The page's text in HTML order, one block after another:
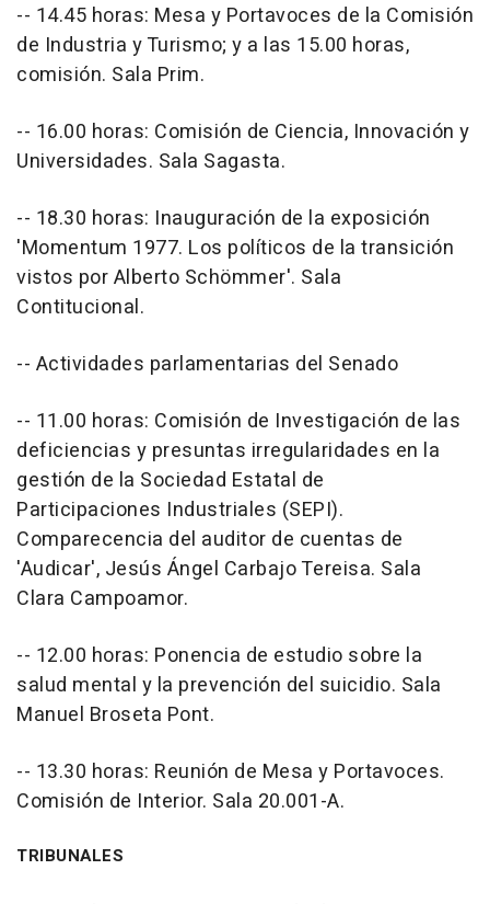
-- 14.45 horas: Mesa y Portavoces de la Comisión
de Industria y Turismo; y a las 15.00 horas,
comisión. Sala Prim.
-- 16.00 horas: Comisión de Ciencia, Innovación y
Universidades. Sala Sagasta.
-- 18.30 horas: Inauguración de la exposición
'Momentum 1977. Los políticos de la transición
vistos por Alberto Schömmer'. Sala
Contitucional.
-- Actividades parlamentarias del Senado
-- 11.00 horas: Comisión de Investigación de las
deficiencias y presuntas irregularidades en la
gestión de la Sociedad Estatal de
Participaciones Industriales (SEPI).
Comparecencia del auditor de cuentas de
'Audicar', Jesús Ángel Carbajo Tereisa. Sala
Clara Campoamor.
-- 12.00 horas: Ponencia de estudio sobre la
salud mental y la prevención del suicidio. Sala
Manuel Broseta Pont.
-- 13.30 horas: Reunión de Mesa y Portavoces.
Comisión de Interior. Sala 20.001-A.
TRIBUNALES